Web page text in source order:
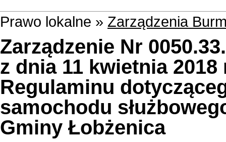
Prawo lokalne » Zarządzenia
Zarządzenie Nr
z dnia 11 kwietnia
Regulaminu
samochodu
Gminy Łobżenica